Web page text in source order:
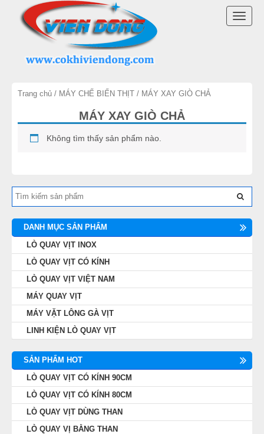
Trang chủ / MÁY CHẾ BIẾN THỊT / MÁY XAY GIÒ CHẢ
MÁY XAY GIÒ CHẢ
Không tìm thấy sản phẩm nào.
DANH MỤC SẢN PHẨM
LÒ QUAY VỊT INOX
LÒ QUAY VỊT CÓ KÍNH
LÒ QUAY VỊT VIỆT NAM
MÁY QUAY VỊT
MÁY VẶT LÔNG GÀ VỊT
LINH KIỆN LÒ QUAY VỊT
SẢN PHẨM HOT
LÒ QUAY VỊT CÓ KÍNH 90CM
LÒ QUAY VỊT CÓ KÍNH 80CM
LÒ QUAY VỊT DÙNG THAN
LÒ QUAY VỊ BẰNG THAN
DANH MỤC SẢN PHẨM
LÒ QUAY VỊT INOX
LÒ QUAY VỊT VIỆT NAM
LINH KIỆN LÒ QUAY VỊT
MÁY CHẾ BIẾN THỊT
THIẾT BỊ KHÁC